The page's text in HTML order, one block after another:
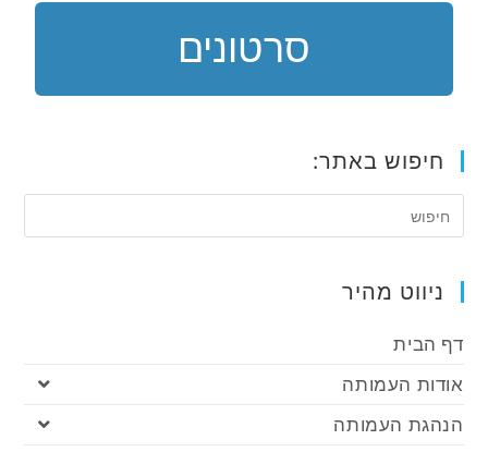
סרטונים
חיפוש באתר:
ניווט מהיר
דף הבית
אודות העמותה
הנהגת העמותה